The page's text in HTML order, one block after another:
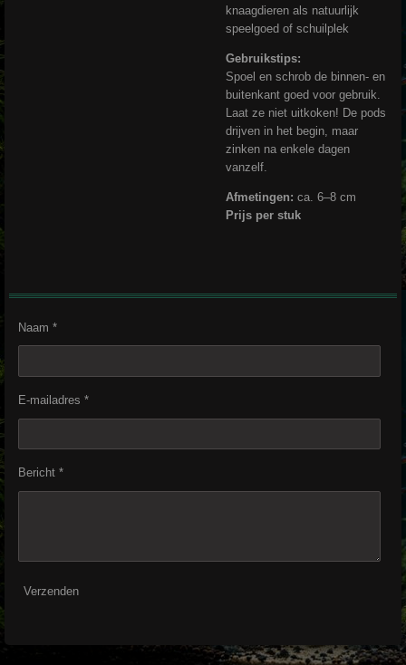
knaagdieren als natuurlijk
speelgoed of schuilplek
Gebruikstips:
Spoel en schrob de binnen- en
buitenkant goed voor gebruik.
Laat ze niet uitkoken! De pods
drijven in het begin, maar
zinken na enkele dagen
vanzelf.
Afmetingen: ca. 6–8 cm
Prijs per stuk
Naam *
E-mailadres *
Bericht *
Verzenden